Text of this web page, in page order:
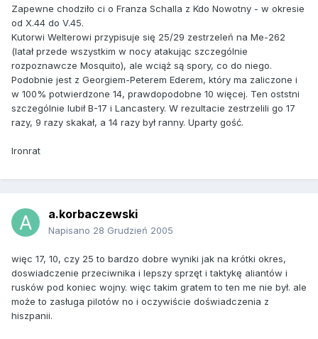
Zapewne chodziło ci o Franza Schalla z Kdo Nowotny - w okresie
od X.44 do V.45.
Kutorwi Welterowi przypisuje się 25/29 zestrzeleń na Me-262
(latał przede wszystkim w nocy atakując szczególnie
rozpoznawcze Mosquito), ale wciąż są spory, co do niego.
Podobnie jest z Georgiem-Peterem Ederem, który ma zaliczone i
w 100% potwierdzone 14, prawdopodobne 10 więcej. Ten oststni
szczególnie lubił B-17 i Lancastery. W rezultacie zestrzelili go 17
razy, 9 razy skakał, a 14 razy był ranny. Uparty gość.
Ironrat
a.korbaczewski
Napisano 28 Grudzień 2005
więc 17, 10, czy 25 to bardzo dobre wyniki jak na krótki okres,
doswiadczenie przeciwnika i lepszy sprzęt i taktykę aliantów i
rusków pod koniec wojny. więc takim gratem to ten me nie był. ale
może to zasługa pilotów no i oczywiście doświadczenia z
hiszpanii.